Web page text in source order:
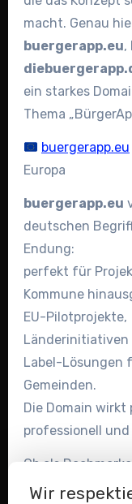
macht. Genau
buergerapp.eu,
ein starkes
Thema
buergerapp.eu
Europa
buergerapp.eu
deutschen
Endung:
perfekt für
Kommune
EU-Pilotprojekte,
Länderinitiativen
Label-Lösungen
Gemeinden.
Die Domain
professionell und
Ob als
App, als
Wir